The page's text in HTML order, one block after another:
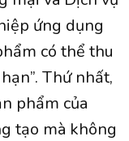
ứng dụng
có thể thu
Thứ nhất,
phẩm của
tạo mà không